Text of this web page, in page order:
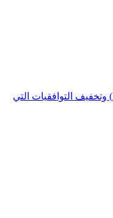
عُقد معرض PCIM Europe 2026 بنجاح في نورنبرغ، ألمانيا، في الفترة من 9 إلى 11 يونيو 2026. وخلال المعرض، قدمت شركتنا حلول مرشحات التوافق الكهرومغناطيسي (EMC) وتخفيف التوافقيات التي